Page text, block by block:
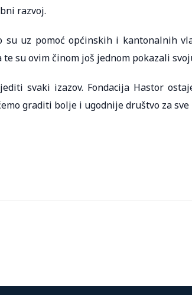
razvoj.
su uz pomoć općinskih i kantonalnih
su ovim činom još jednom pokazali
svaki izazov. Fondacija Hastor
graditi bolje i ugodnije društvo za sve